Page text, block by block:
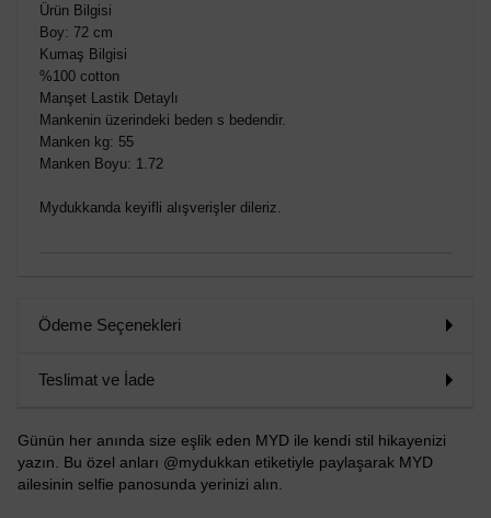
Ürün Bilgisi
Boy: 72 cm
Kumaş Bilgisi
%100 cotton
Manşet Lastik Detaylı
Mankenin üzerindeki beden s bedendir.
Manken kg: 55
Manken Boyu: 1.72
Mydukkanda keyifli alışverişler dileriz.
Ödeme Seçenekleri
Teslimat ve İade
Günün her anında size eşlik eden MYD ile kendi stil hikayenizi
yazın. Bu özel anları @mydukkan etiketiyle paylaşarak MYD
ailesinin selfie panosunda yerinizi alın.